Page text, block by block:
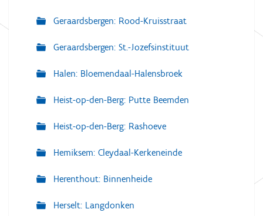
Geraardsbergen: Rood-Kruisstraat
Geraardsbergen: St.-Jozefsinstituut
Halen: Bloemendaal-Halensbroek
Heist-op-den-Berg: Putte Beemden
Heist-op-den-Berg: Rashoeve
Hemiksem: Cleydaal-Kerkeneinde
Herenthout: Binnenheide
Herselt: Langdonken